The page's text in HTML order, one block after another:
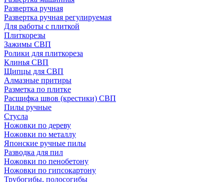
Развертка ручная
Развертка ручная регулируемая
Для работы с плиткой
Плиткорезы
Зажимы СВП
Ролики для плиткореза
Клинья СВП
Щипцы для СВП
Алмазные притиры
Разметка по плитке
Расшифка швов (крестики) СВП
Пилы ручные
Стусла
Ножовки по дереву
Ножовки по металлу
Японские ручные пилы
Разводка для пил
Ножовки по пенобетону
Ножовки по гипсокартону
Трубогибы, полосогибы